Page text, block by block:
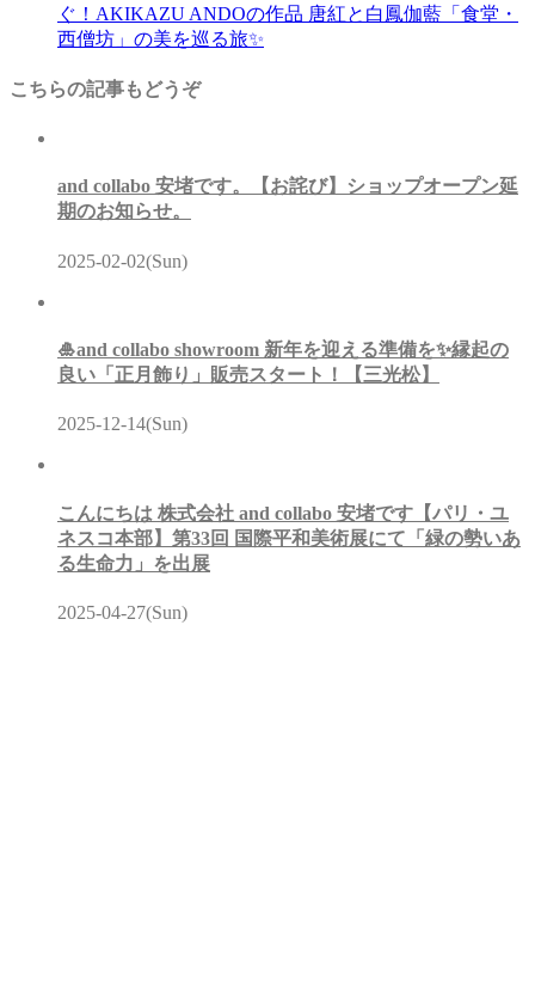
ぐ！AKIKAZU ANDOの作品 唐紅と白鳳伽藍「食堂・
西僧坊」の美を巡る旅✨
こちらの記事もどうぞ
and collabo 安堵です。【お詫び】ショップオープン延
期のお知らせ。
2025-02-02(Sun)
🎍and collabo showroom 新年を迎える準備を✨縁起の
良い「正月飾り」販売スタート！【三光松】
2025-12-14(Sun)
こんにちは 株式会社 and collabo 安堵です【パリ・ユ
ネスコ本部】第33回 国際平和美術展にて「緑の勢いあ
る生命力」を出展
2025-04-27(Sun)